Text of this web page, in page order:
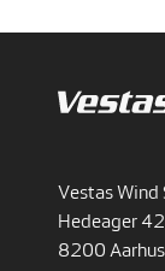
Vestas Wind
Hedeager 42
8200 Aarhus